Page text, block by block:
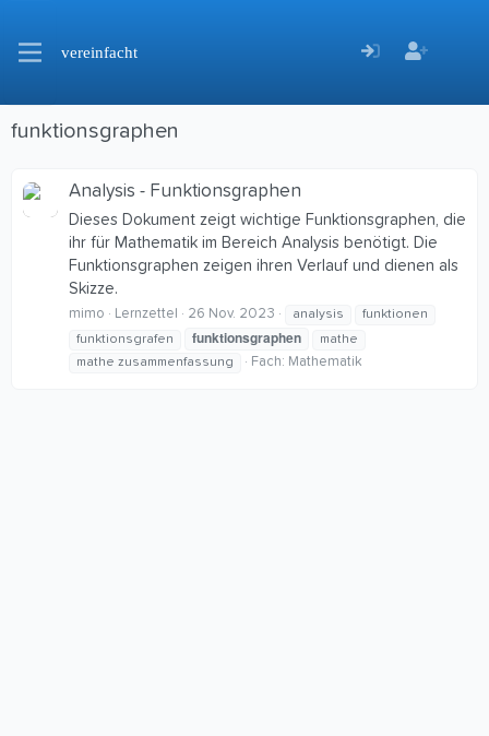
vereinfacht
funktionsgraphen
Analysis - Funktionsgraphen
Dieses Dokument zeigt wichtige Funktionsgraphen, die
ihr für Mathematik im Bereich Analysis benötigt. Die
Funktionsgraphen zeigen ihren Verlauf und dienen als
Skizze.
mimo Lernzettel 26 Nov. 2023 analysis
funktionen
funktionsgrafen
funktionsgraphen
mathe
mathe zusammenfassung
Fach: Mathematik